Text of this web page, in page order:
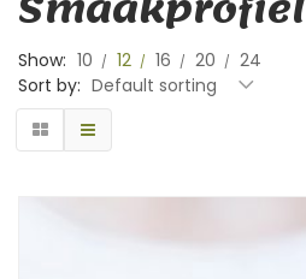
Show: 10 12 16 20
24
Sort by: Default sorting